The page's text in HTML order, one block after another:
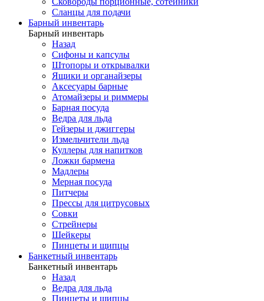
Сланцы для подачи
Барный инвентарь
Барный инвентарь
Назад
Сифоны и капсулы
Штопоры и открывалки
Ящики и органайзеры
Аксесуары барные
Атомайзеры и риммеры
Барная посуда
Ведра для льда
Гейзеры и джиггеры
Измельчители льда
Куллеры для напитков
Ложки бармена
Мадлеры
Мерная посуда
Питчеры
Прессы для цитрусовых
Совки
Стрейнеры
Шейкеры
Пинцеты и щипцы
Банкетный инвентарь
Банкетный инвентарь
Назад
Ведра для льда
Пинцеты и щипцы